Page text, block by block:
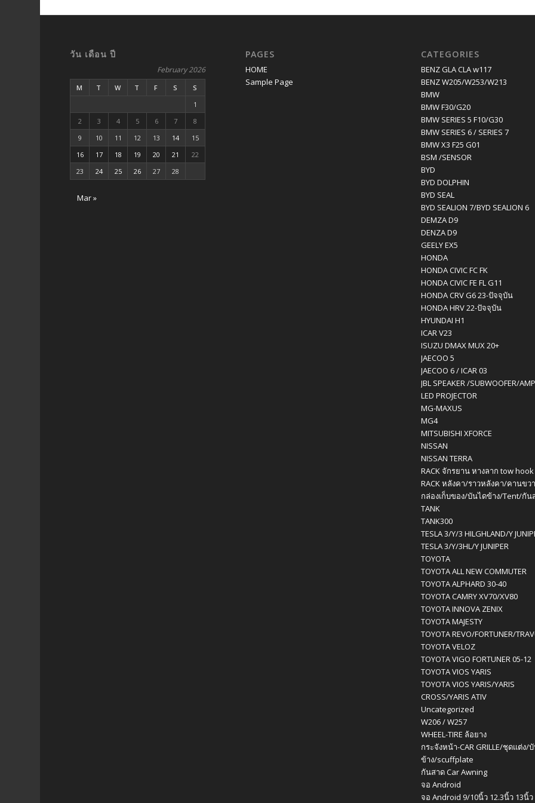
วัน เดือน ปี
February 2026
M T W T F S
S
1
2
3 4 5 6 7
8
9
10 11 12 13 14
15
16
17 18 19 20 21
22
23
24 25 26 27 28
Mar »
PAGES
HOME
Sample Page
CATEGORIES
BENZ GLA CLA w117
BENZ W205/W253/W213
BMW
BMW F30/G20
BMW SERIES 5 F10/G30
BMW SERIES 6 / SERIES 7
BMW X3 F25 G01
BSM /SENSOR
BYD
BYD DOLPHIN
BYD SEAL
BYD SEALION 7/BYD SEALION 6
DEMZA D9
DENZA D9
GEELY EX5
HONDA
HONDA CIVIC FC FK
HONDA CIVIC FE FL G11
HONDA CRV G6 23-ปัจจุบัน
HONDA HRV 22-ปัจจุบัน
HYUNDAI H1
ICAR V23
ISUZU DMAX MUX 20+
JAECOO 5
JAECOO 6 / ICAR 03
JBL SPEAKER /SUBWOOFER/AMP
LED PROJECTOR
MG-MAXUS
MG4
MITSUBISHI XFORCE
NISSAN
NISSAN TERRA
RACK จักรยาน หางลาก tow hook
RACK หลังคา/ราวหลังคา/คานขว
กล่องเก็บของ/บันไดข้าง/Tent/กัน
TANK
TANK300
TESLA 3/Y/3 HILGHLAND/Y
TESLA 3/Y/3HL/Y JUNIPER
TOYOTA
TOYOTA ALL NEW COMMUTER
TOYOTA ALPHARD 30-40
TOYOTA CAMRY XV70/XV80
TOYOTA INNOVA ZENIX
TOYOTA MAJESTY
TOYOTA REVO/FORTUNER/
TOYOTA VELOZ
TOYOTA VIGO FORTUNER 05-12
TOYOTA VIOS YARIS
TOYOTA VIOS YARIS/YARIS
CROSS/YARIS ATIV
Uncategorized
W206 / W257
WHEEL-TIRE ล้อยาง
กระจังหน้า-CAR GRILLE/ชุดแต่ง/
ข้าง/scuffplate
กันสาด Car Awning
จอ Android
จอ Android 9/10นิ้ว 12.3นิ้ว 13นิ้ว